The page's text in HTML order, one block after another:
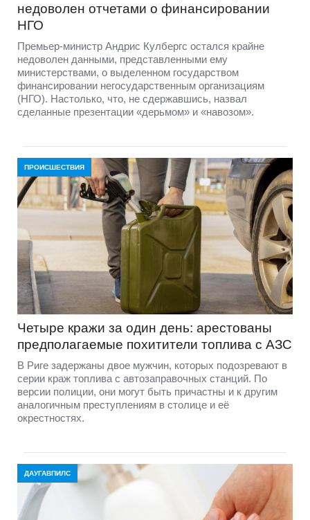
недоволен отчетами о финансировании
НГО
Премьер-министр Андрис Кулбергс остался крайне
недоволен данными, представленными ему
министерствами, о выделенном государством
финансировании негосударственным организациям
(НГО). Настолько, что, не сдержавшись, назвал
сделанные презентации «дерьмом» и «навозом».
ПРОИСШЕСТВИЯ
Четыре кражи за один день: арестованы
предполагаемые похитители топлива с АЗС
В Риге задержаны двое мужчин, которых подозревают в
серии краж топлива с автозаправочных станций. По
версии полиции, они могут быть причастны и к другим
аналогичным преступлениям в столице и её
окрестностях.
ДАУГАВПИЛС